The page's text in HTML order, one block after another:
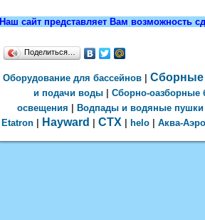
Наш сайт представляет Вам возможность
Поделиться…
Оборудование для бассейнов| Сборные
и подачи воды |Сборно-оазборные
освещения
Водпады и водяные пушки
Etatron
Hayward CTX helo| Аква-